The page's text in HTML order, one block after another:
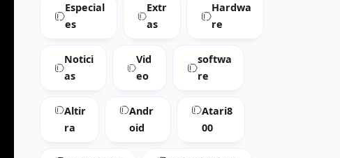
Especial
es
Extr
as
Hardwa
re
Notici
as
Vid
eo
softwa
re
Altir
ra
Andr
oid
Atari8
00